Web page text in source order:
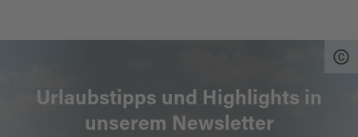
Urlaubstipps und Highlights in
unserem Newsletter